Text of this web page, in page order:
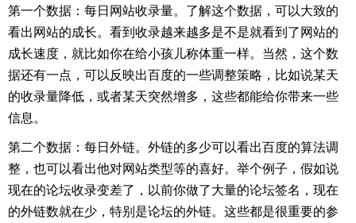
第一个数据：每日网站收录量。了解这个数据，可以大致的
看出网站的成长。看到收录越来越多是不是就看到了网站的
成长速度，就比如你在给小孩儿称体重一样。当然，这个数
据还有一点，可以反映出百度的一些调整策略，比如说某天
的收录量降低，或者某天突然增多，这些都能给你带来一些
信息。
第二个数据：每日外链。外链的多少可以看出百度的算法调
整，也可以看出他对网站类型等的喜好。举个例子，假如说
现在的论坛收录变差了，以前你做了大量的论坛签名，现在
的外链数就在少，特别是论坛的外链。这些都是很重要的参